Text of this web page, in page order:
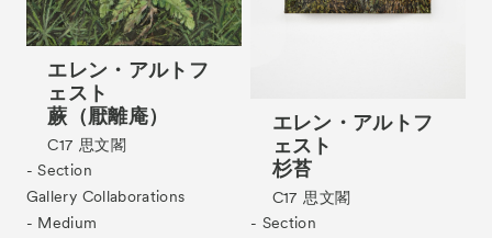
エレン・アルトフ
ェスト
蕨（厭離庵）
C17 思文閣
- Section
Gallery Collaborations
- Medium
エレン・アルトフ
ェスト
杉苔
C17 思文閣
- Section